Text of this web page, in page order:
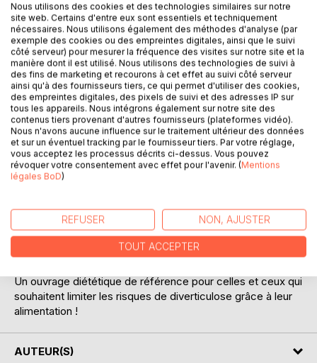
DESCRIPTION
Cet ouvrage est dédié à toutes les personnes souffrant de
diverticules coliques, et il offre aux détenteurs des
ouvrages du même auteur : « Quelle alimentation pour les
diverticules coliques ? » et « Recettes et menus pour les
diverticules coliques » un ouvrage parfaitement
complémentaire.
L'auteur vous propose trois mois de menus
simples à mettre en pratique grâce à des plats, des
légumes et des fruits d'hiver vous étant proposés, vous
permettant ainsi de mieux adapter votre alimentation à ces
Un ouvrage diététique de référence pour celles et ceux qui
souhaitent limiter les risques de diverticulose grâce à leur
alimentation !
AUTEUR(S)
Nous utilisons des cookies et des technologies similaires sur notre
site web. Certains d'entre eux sont essentiels et techniquement
nécessaires. Nous utilisons également des méthodes d'analyse (par
exemple des cookies ou des empreintes digitales, ainsi que le suivi
côté serveur) pour mesurer la fréquence des visites sur notre site et la
manière dont il est utilisé. Nous utilisons des technologies de suivi à
des fins de marketing et recourons à cet effet au suivi côté serveur
ainsi qu'à des fournisseurs tiers, ce qui permet d'utiliser des cookies,
des empreintes digitales, des pixels de suivi et des adresses IP sur
tous les appareils. Nous intégrons également sur notre site des
contenus tiers provenant d'autres fournisseurs (plateformes vidéo).
Nous n'avons aucune influence sur le traitement ultérieur des données
et sur un éventuel tracking par le fournisseur tiers. Par votre réglage,
vous acceptez les processus décrits ci-dessus. Vous pouvez
révoquer votre consentement avec effet pour l'avenir. (Mentions
légales BoD)
REFUSER NON, AJUSTER
TOUT ACCEPTER